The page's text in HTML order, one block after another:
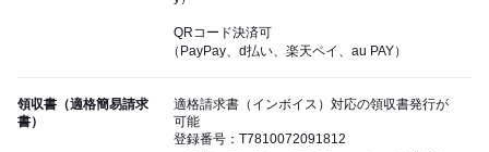
QRコード決済可
（PayPay、d払い、楽天ペイ、au PAY）
領収書（適格簡易請求
書）
適格請求書（インボイス）対応の領収書発行が
可能
登録番号：T7810072091812